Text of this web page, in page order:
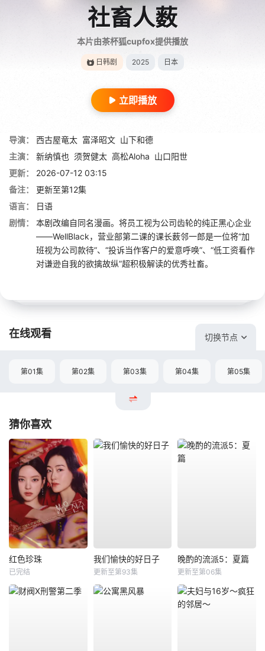
社畜人薮
本片由茶杯狐cupfox提供播放
日韩剧 2025 日本
立即播放
导演： 西古屋竜太 富泽昭文 山下和德
主演：
新纳慎也 须贺健太 高松Aloha 山口阳世
更新：
2026-07-12 03:15
备注：
更新至第12集
语言：
日语
剧情：
本剧改编自同名漫画。将员工视为公司齿轮的纯正黑心企业
——WellBlack，营业部第二课的课长薮邻一郎是一位将“加
班视为公司款待”、“投诉当作客户的爱意呼唤”、“低工资看作
对谦逊自我的欲擒故纵”超积极解读的优秀社畜。
在线观看 切换节点
第01集 第02集 第03集 第04集 第05集
猜你喜欢
红色珍珠
已完结
我们愉快的好日子
更新至第93集
晚酌的流派5：夏篇
更新至第06集